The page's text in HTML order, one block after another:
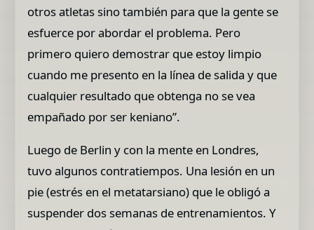
otros atletas sino también para que la gente se
esfuerce por abordar el problema. Pero
primero quiero demostrar que estoy limpio
cuando me presento en la línea de salida y que
cualquier resultado que obtenga no se vea
empañado por ser keniano”.
Luego de Berlin y con la mente en Londres,
tuvo algunos contratiempos. Una lesión en un
pie (estrés en el metatarsiano) que le obligó a
suspender dos semanas de entrenamientos. Y